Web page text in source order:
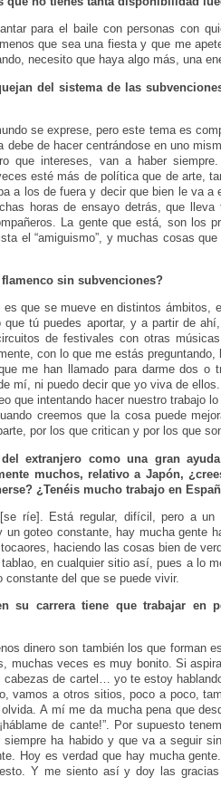
para el baile con personas con
que sea una fiesta y que me
necesito que haya algo más, una
del sistema de las
se exprese, pero este tema es
debe de hacer centrándose en uno
que intereses, van a haber
esté más de política que de arte,
a los de fuera y decir que bien le va
horas de ensayo detrás, que
La gente que está, son los
el “amiguismo”, y muchas cosas
sin subvenciones?
que se mueve en distintos ámbitos,
que tú puedes aportar, y a partir de
de festivales con otras
con lo que me estás
me han llamado para darme dos o
mí, ni puedo decir que yo viva de
que intentando hacer nuestro trabajo
creemos que la cosa puede
por los que critican y por los que
extranjero como una gran
muchos, relativo a Japón,
¿Tenéis mucho trabajo en
ríe]. Está regular, difícil, pero a
goteo constante, hay mucha gente
haciendo las cosas bien de
en cualquier sitio así, pues a lo
del que se puede vivir.
su carrera tiene que trabajar en
dinero son también los que forman
muchas veces es muy bonito. Si
cabezas de cartel… yo te estoy
vamos a otros sitios, poco a poco,
A mí me da mucha pena que
de cante!”. Por supuesto
ha habido y que va a seguir
Hoy es verdad que hay mucha
Y me siento así y doy las